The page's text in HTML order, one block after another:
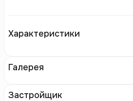
Характеристики
Галерея
Застройщик